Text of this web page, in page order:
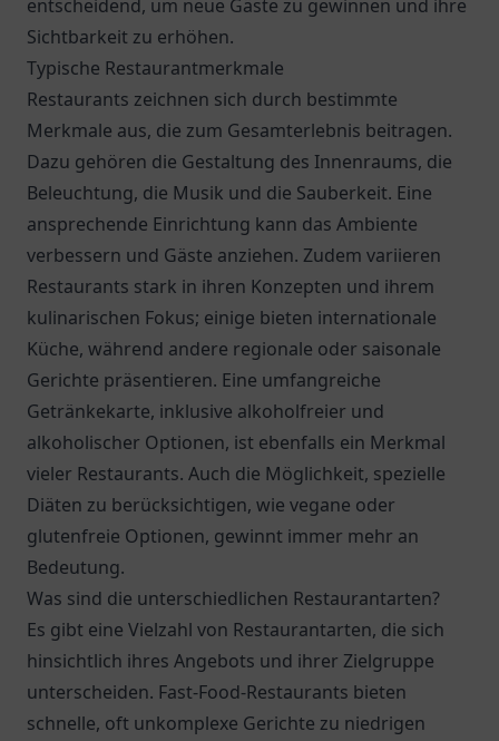
entscheidend, um neue Gäste zu gewinnen und ihre
Sichtbarkeit zu erhöhen.
Typische Restaurantmerkmale
Restaurants zeichnen sich durch bestimmte
Merkmale aus, die zum Gesamterlebnis beitragen.
Dazu gehören die Gestaltung des Innenraums, die
Beleuchtung, die Musik und die Sauberkeit. Eine
ansprechende Einrichtung kann das Ambiente
verbessern und Gäste anziehen. Zudem variieren
Restaurants stark in ihren Konzepten und ihrem
kulinarischen Fokus; einige bieten internationale
Küche, während andere regionale oder saisonale
Gerichte präsentieren. Eine umfangreiche
Getränkekarte, inklusive alkoholfreier und
alkoholischer Optionen, ist ebenfalls ein Merkmal
vieler Restaurants. Auch die Möglichkeit, spezielle
Diäten zu berücksichtigen, wie vegane oder
glutenfreie Optionen, gewinnt immer mehr an
Bedeutung.
Was sind die unterschiedlichen Restaurantarten?
Es gibt eine Vielzahl von Restaurantarten, die sich
hinsichtlich ihres Angebots und ihrer Zielgruppe
unterscheiden. Fast-Food-Restaurants bieten
schnelle, oft unkomplexe Gerichte zu niedrigen